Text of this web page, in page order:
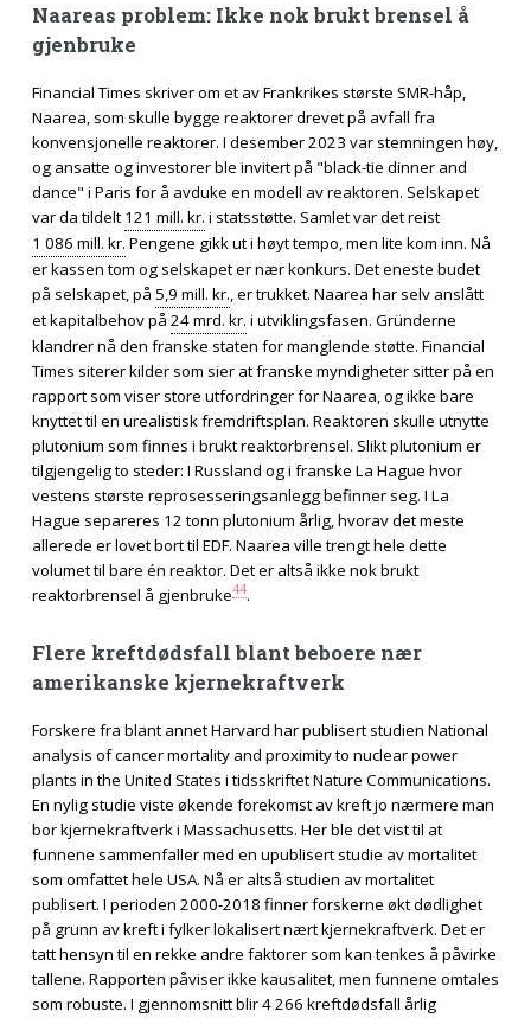
Naareas problem: Ikke nok brukt brensel å
gjenbruke
Financial Times skriver om et av Frankrikes største SMR-håp,
Naarea, som skulle bygge reaktorer drevet på avfall fra
konvensjonelle reaktorer. I desember 2023 var stemningen høy,
og ansatte og investorer ble invitert på "black-tie dinner and
dance" i Paris for å avduke en modell av reaktoren. Selskapet
var da tildelt 121 mill. kr. i statsstøtte. Samlet var det reist
1 086 mill. kr. Pengene gikk ut i høyt tempo, men lite kom inn. Nå
er kassen tom og selskapet er nær konkurs. Det eneste budet
på selskapet, på 5,9 mill. kr. , er trukket. Naarea har selv anslått
et kapitalbehov på 24 mrd. kr. i utviklingsfasen. Gründerne
klandrer nå den franske staten for manglende støtte. Financial
Times siterer kilder som sier at franske myndigheter sitter på en
rapport som viser store utfordringer for Naarea, og ikke bare
knyttet til en urealistisk fremdriftsplan. Reaktoren skulle utnytte
plutonium som finnes i brukt reaktorbrensel. Slikt plutonium er
tilgjengelig to steder: I Russland og i franske La Hague hvor
vestens største reprosesseringsanlegg befinner seg. I La
Hague separeres 12 tonn plutonium årlig, hvorav det meste
allerede er lovet bort til EDF. Naarea ville trengt hele dette
volumet til bare én reaktor. Det er altså ikke nok brukt
reaktorbrensel å gjenbruke44.
Flere kreftdødsfall blant beboere nær
amerikanske kjernekraftverk
Forskere fra blant annet Harvard har publisert studien National
analysis of cancer mortality and proximity to nuclear power
plants in the United States i tidsskriftet Nature Communications.
En nylig studie viste økende forekomst av kreft jo nærmere man
bor kjernekraftverk i Massachusetts. Her ble det vist til at
funnene sammenfaller med en upublisert studie av mortalitet
som omfattet hele USA. Nå er altså studien av mortalitet
publisert. I perioden 2000-2018 finner forskerne økt dødlighet
på grunn av kreft i fylker lokalisert nært kjernekraftverk. Det er
tatt hensyn til en rekke andre faktorer som kan tenkes å påvirke
tallene. Rapporten påviser ikke kausalitet, men funnene omtales
som robuste. I gjennomsnitt blir 4 266 kreftdødsfall årlig